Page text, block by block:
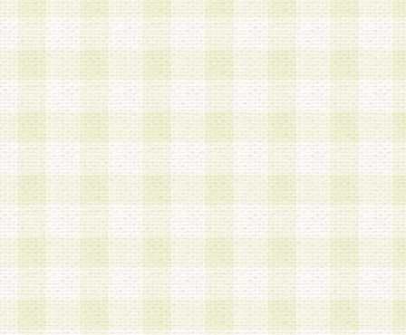
a.既に登録されている会員と同一のメールアドレ
録する場合
b.本サービスと同様のサービスを提供している企
業に従事していると思われる本人またはその家族
場合
c.その他当社が不適切と判断する場合
2.当社は、会員登録希望者を会員として承認する
した 場合、会員登録希望者による会員登録手続
による承認後の場合であっても、会員登録の取り
の抹消を、当社が適切と判 断する方法・手段に
とができるものとします。
3.会員登録希望者が18歳未満、成年被後見人、被
人 である場合は、親権者などの法定代理人の同